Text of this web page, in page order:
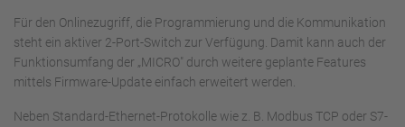
Für den Onlinezugriff, die Programmierung und die Kommunikation
steht ein aktiver 2-Port-Switch zur Verfügung. Damit kann auch der
Funktionsumfang der „MICRO" durch weitere geplante Features
mittels Firmware-Update einfach erweitert werden.
Neben Standard-Ethernet-Protokolle wie z. B. Modbus TCP oder S7-